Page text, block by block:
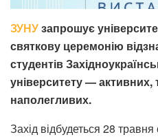
ЗУНУзапрошує
святкову церемонію
студентів
університету — активних,
наполегливих.
Захід відбудеться 28